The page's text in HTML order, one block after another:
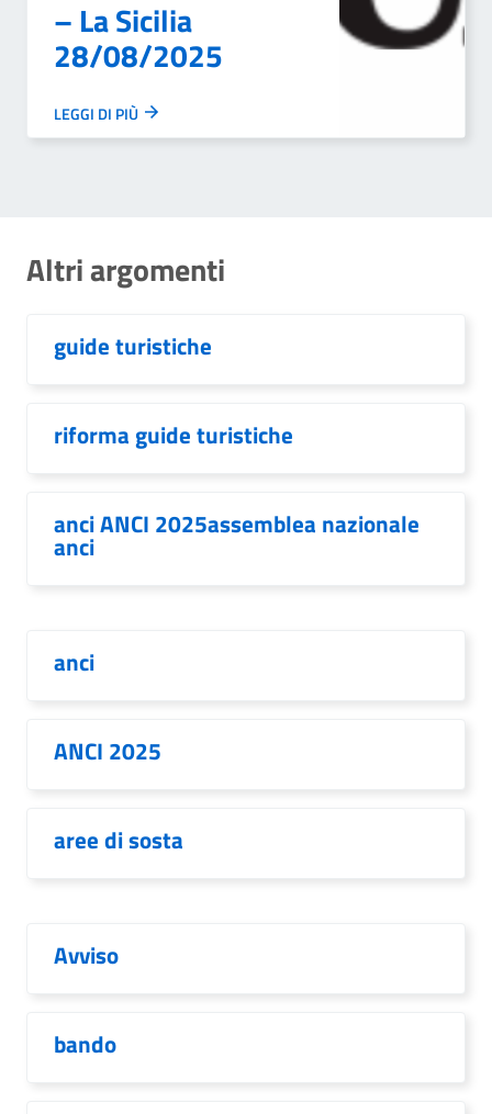
– La Sicilia
28/08/2025
LEGGI DI PIÙ
Altri argomenti
guide turistiche
riforma guide turistiche
anci ANCI 2025assemblea nazionale
anci
anci
ANCI 2025
aree di sosta
Avviso
bando